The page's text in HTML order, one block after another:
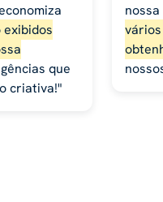
exibidos
que
criativa!"